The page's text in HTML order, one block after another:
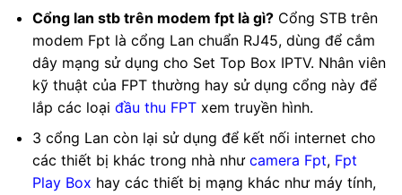
Cổng lan stb trên modem fpt là gì?Cổng STB trên
modem Fpt là cổng Lan chuẩn RJ45, dùng để cắm
dây mạng sử dụng cho Set Top Box IPTV. Nhân viên
kỹ thuật của FPT thường hay sử dụng cổng này để
lắp các loại đầu thu FPTxem truyền hình.
3 cổng Lan còn lại sử dụng để kết nối internet cho
các thiết bị khác trong nhà như camera Fpt, Fpt
Play Box hay các thiết bị mạng khác như máy tính,